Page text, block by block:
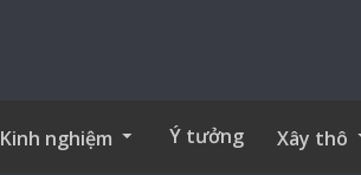
Kinh nghiệm Ý tưởng Xây thô